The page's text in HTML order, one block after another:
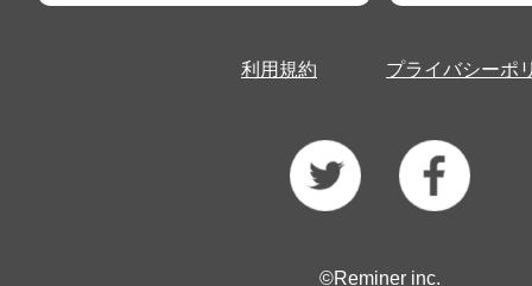
利用規約 プライバシーポ
©Reminer inc.